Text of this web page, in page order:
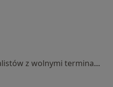
Brak dostępnych specjalistów z wolnymi terminami w tym centrum medycznym.